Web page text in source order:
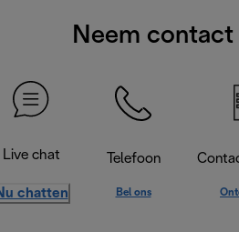
Neem
Live chat
chatten
Telefoon
Bel ons